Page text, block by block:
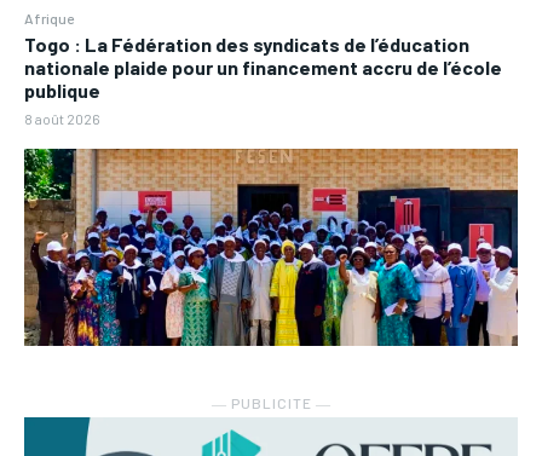
Afrique
Togo : La Fédération des syndicats de l’éducation
nationale plaide pour un financement accru de l’école
publique
8 août 2026
― PUBLICITE ―